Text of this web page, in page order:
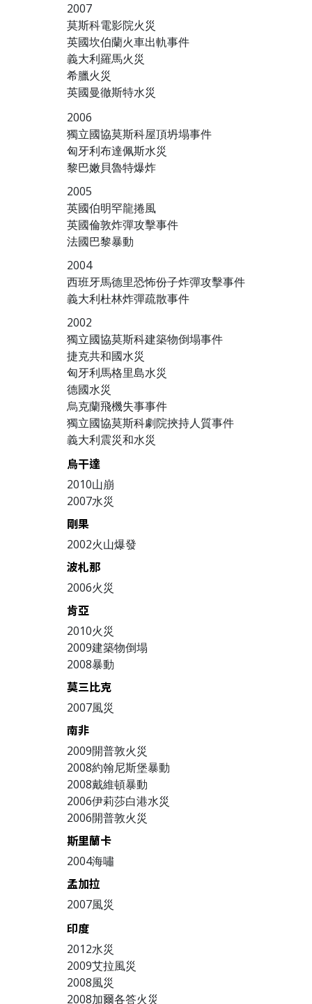
2007
莫斯科電影院火災
英國坎伯蘭火車出軌事件
義大利羅馬火災
希臘火災
英國曼徹斯特水災
2006
獨立國協莫斯科屋頂坍塌事件
匈牙利布達佩斯水災
黎巴嫩貝魯特爆炸
2005
英國伯明罕龍捲風
英國倫敦炸彈攻擊事件
法國巴黎暴動
2004
西班牙馬德里恐怖份子炸彈攻擊事件
義大利杜林炸彈疏散事件
2002
獨立國協莫斯科建築物倒塌事件
捷克共和國水災
匈牙利馬格里島水災
德國水災
烏克蘭飛機失事事件
獨立國協莫斯科劇院挾持人質事件
義大利震災和水災
烏干達
2010山崩
2007水災
剛果
2002火山爆發
波札那
2006火災
肯亞
2010火災
2009建築物倒塌
2008暴動
莫三比克
2007風災
南非
2009開普敦火災
2008約翰尼斯堡暴動
2008戴維頓暴動
2006伊莉莎白港水災
2006開普敦火災
斯里蘭卡
2004海嘯
孟加拉
2007風災
印度
2012水災
2009艾拉風災
2008風災
2008加爾各答火災